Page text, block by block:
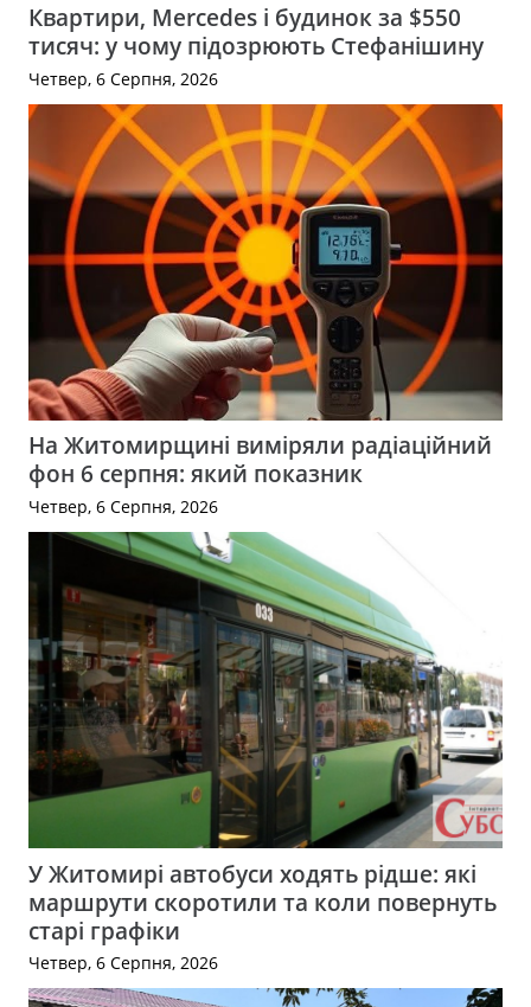
Квартири, Mercedes і будинок за $550
тисяч: у чому підозрюють Стефанішину
Четвер, 6 Серпня, 2026
На Житомирщині виміряли радіаційний
фон 6 серпня: який показник
Четвер, 6 Серпня, 2026
У Житомирі автобуси ходять рідше: які
маршрути скоротили та коли повернуть
старі графіки
Четвер, 6 Серпня, 2026